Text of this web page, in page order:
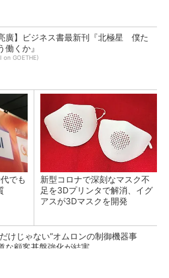
廣】ビジネス書最新刊『北極星 僕た
働くか』
on GOETHE)
でも
新型コロナで深刻なマスク不
足を3Dプリンタで解消、イグ
アスが3Dマスクを開発
けじゃない”オムロンの制御機器事
な顧客基盤強化が結実